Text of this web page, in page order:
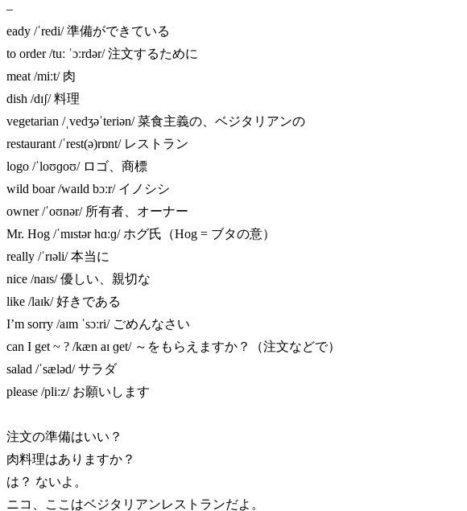
–
eady /ˈredi/ 準備ができている
to order /tuː ˈɔːrdər/ 注文するために
meat /miːt/ 肉
dish /dɪʃ/ 料理
vegetarian /ˌvedʒəˈteriən/ 菜食主義の、ベジタリアンの
restaurant /ˈrest(ə)rɒnt/ レストラン
logo /ˈloʊɡoʊ/ ロゴ、商標
wild boar /waɪld bɔːr/ イノシシ
owner /ˈoʊnər/ 所有者、オーナー
Mr. Hog /ˈmɪstər hɑːɡ/ ホグ氏（Hog = ブタの意）
really /ˈrɪəli/ 本当に
nice /naɪs/ 優しい、親切な
like /laɪk/ 好きである
I’m sorry /aɪm ˈsɔːri/ ごめんなさい
can I get ~ ? /kæn aɪ ɡet/ ～をもらえますか？（注文などで）
salad /ˈsæləd/ サラダ
please /pliːz/ お願いします
注文の準備はいい？
肉料理はありますか？
は？ ないよ。
ニコ、ここはベジタリアンレストランだよ。